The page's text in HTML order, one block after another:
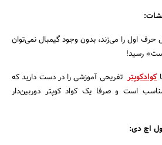
اول را می‌زند، بدون وجود گیمبال نمی‌توان
رسید!
کوادکوپترتفریحی آموزشی را در دست دارید که
است و صرفا یک کواد کوپتر دوربین‌دار